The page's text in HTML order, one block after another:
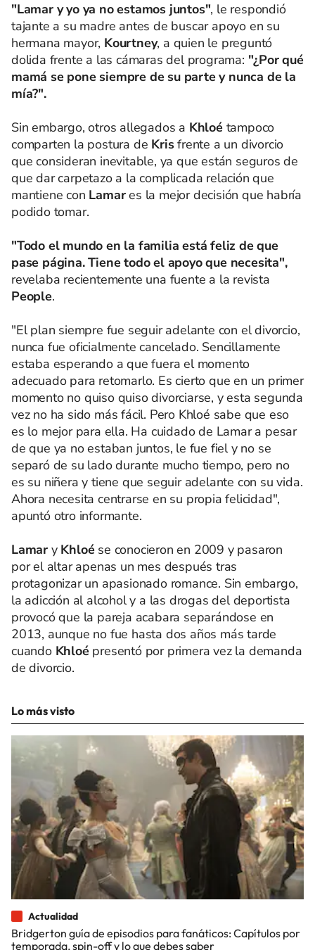
"Lamar y yo ya no estamos juntos", le respondió
tajante a su madre antes de buscar apoyo en su
hermana mayor, Kourtney, a quien le preguntó
dolida frente a las cámaras del programa: "¿Por qué
mamá se pone siempre de su parte y nunca de la
mía?".
Sin embargo, otros allegados a Khloétampoco
comparten la postura de Krisfrente a un divorcio
que consideran inevitable, ya que están seguros de
que dar carpetazo a la complicada relación que
mantiene con Lamares la mejor decisión que habría
podido tomar.
"Todo el mundo en la familia está feliz de que
pase página. Tiene todo el apoyo que necesita",
revelaba recientemente una fuente a la revista
People.
"El plan siempre fue seguir adelante con el divorcio,
nunca fue oficialmente cancelado. Sencillamente
estaba esperando a que fuera el momento
adecuado para retomarlo. Es cierto que en un primer
momento no quiso quiso divorciarse, y esta segunda
vez no ha sido más fácil. Pero Khloé sabe que eso
es lo mejor para ella. Ha cuidado de Lamar a pesar
de que ya no estaban juntos, le fue fiel y no se
separó de su lado durante mucho tiempo, pero no
es su niñera y tiene que seguir adelante con su vida.
Ahora necesita centrarse en su propia felicidad",
apuntó otro informante.
Lamar y Khloése conocieron en 2009 y pasaron
por el altar apenas un mes después tras
protagonizar un apasionado romance. Sin embargo,
la adicción al alcohol y a las drogas del deportista
provocó que la pareja acabara separándose en
2013, aunque no fue hasta dos años más tarde
cuando Khloépresentó por primera vez la demanda
de divorcio.
Lo más visto
Actualidad
Bridgerton guía de episodios para fanáticos: Capítulos por
temporada, spin-off y lo que debes saber